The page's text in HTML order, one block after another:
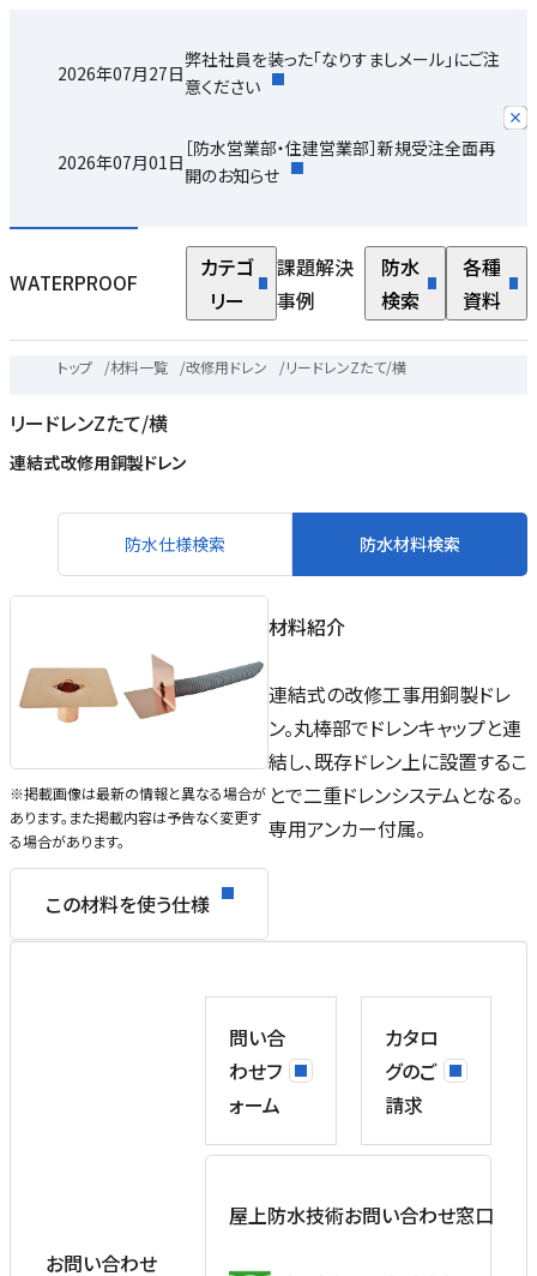
2026年07月27日
弊社社員を装った「なりすましメール」にご注
意ください
2026年07月01日
［防水営業部・住建営業部］新規受注全面再
開のお知らせ
WATERPROOF
カテゴ
リー
課題解決
事例
防水
検索
各種
資料
トップ /材料一覧 /改修用ドレン /リードレンZたて/横
リードレンZたて/横
連結式改修用銅製ドレン
防水仕様検索 防水材料検索
※掲載画像は最新の情報と異なる場合が
あります。また掲載内容は予告なく変更す
る場合があります。
この材料を使う仕様
材料紹介
連結式の改修工事用銅製ドレ
ン。丸棒部でドレンキャップと連
結し、既存ドレン上に設置するこ
とで二重ドレンシステムとなる。
専用アンカー付属。
お問い合わせ
問い合
わせフ
ォーム
カタロ
グのご
請求
屋上防水技術お問い合わせ窓口